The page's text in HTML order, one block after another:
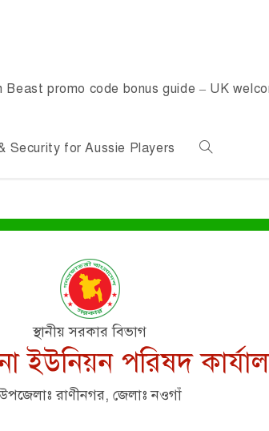
Beast promo code bonus guide – UK
Security for Aussie Players
স্থানীয় সরকার বিভাগ
ইউনিয়ন পরিষদ
রাণীনগর, জেলাঃ নওগাঁ